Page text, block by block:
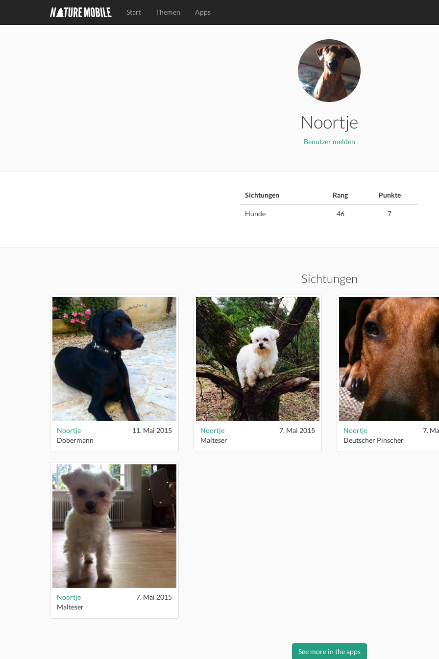
Start Themen Apps
Noortje
Benutzer melden
Sichtungen Rang Punkte
Hunde 46 7
Sichtungen
Noortje
11. Mai 2015
Dobermann
Noortje
7. Mai 2015
Malteser
Noortje
7.
Deutscher Pinscher
Noortje
7. Mai 2015
Malteser
See more in the apps